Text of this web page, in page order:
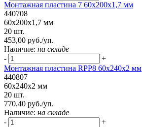
Монтажная пластина 7 60x200x1,7 мм
440708
60x200x1,7 мм
20 шт.
453,00 руб./уп.
Наличие: на складе
-
+
Монтажная пластина RPP8 60x240x2 мм
440807
60x240x2 мм
20 шт.
770,40 руб./уп.
Наличие: на складе
-
+